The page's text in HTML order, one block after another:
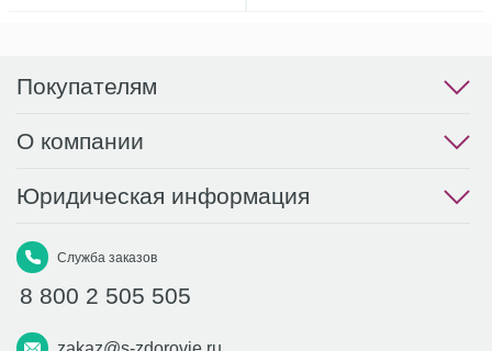
Покупателям
О компании
Юридическая информация
Служба заказов
8 800 2 505 505